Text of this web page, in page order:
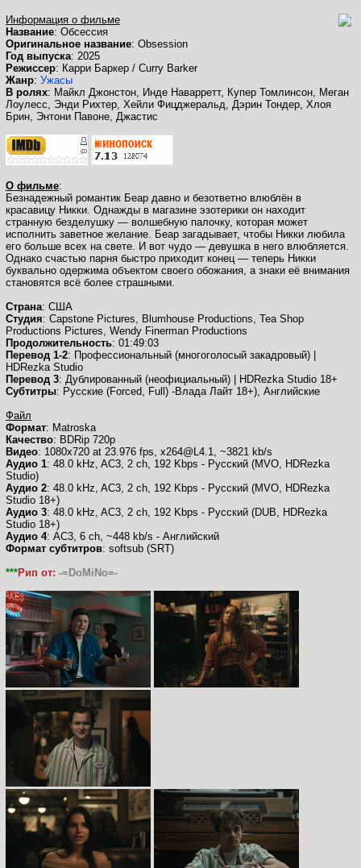
Информация о фильме
Название: Обсессия
Оригинальное название: Obsession
Год выпуска: 2025
Режиссер: Карри Баркер / Curry Barker
Жанр: Ужасы
В ролях: Майкл Джонстон, Инде Наварретт, Купер Томлинсон, Меган
Лоулесс, Энди Рихтер, Хейли Фицджеральд, Дэрин Тондер, Хлоя
Брин, Энтони Павоне, Джастис
О фильме:
Безнадежный романтик Беар давно и безответно влюблён в
красавицу Никки. Однажды в магазине эзотерики он находит
странную безделушку — волшебную палочку, которая может
исполнить заветное желание. Беар загадывает, чтобы Никки любила
его больше всех на свете. И вот чудо — девушка в него влюбляется.
Однако счастью парня быстро приходит конец — теперь Никки
буквально одержима объектом своего обожания, а знаки её внимания
становятся всё более страшными.
Страна: США
Студия: Capstone Pictures, Blumhouse Productions, Tea Shop
Productions Pictures, Wendy Finerman Productions
Продолжительность: 01:49:03
Перевод 1-2: Профессиональный (многоголосый закадровый) |
HDRezka Studio
Перевод 3: Дублированный (неофициальный) | HDRezka Studio 18+
Субтитры: Русские (Forced, Full) -Влада Лайт 18+), Английские
Файл
Формат: Matroska
Качество: BDRip 720p
Видео: 1080x720 at 23.976 fps, x264@L4.1, ~3821 kb/s
Аудио 1: 48.0 kHz, AC3, 2 ch, 192 Kbps - Русский (MVO, HDRezka
Studio)
Аудио 2: 48.0 kHz, AC3, 2 ch, 192 Kbps - Русский (MVO, HDRezka
Studio 18+)
Аудио 3: 48.0 kHz, AC3, 2 ch, 192 Kbps - Русский (DUB, HDRezka
Studio 18+)
Аудио 4: AC3, 6 ch, ~448 kb/s - Английский
Формат субтитров: softsub (SRT)
***Рип от: -=DoMiNo=-